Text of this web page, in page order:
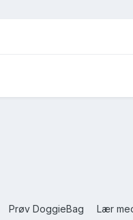
Prøv DoggieBag Lær